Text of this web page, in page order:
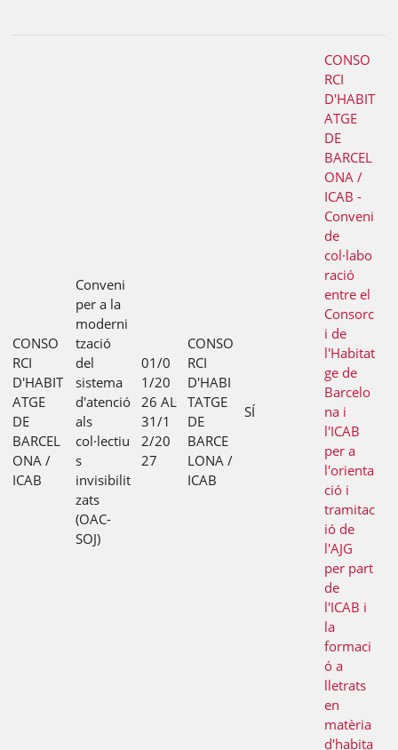
CONSO
RCI
D'HABIT
ATGE
DE
BARCEL
ONA /
ICAB
Conveni
per a la
moderni
tzació
del
sistema
d'atenció
als
col·lectiu
s
invisibilit
zats
(OAC-
SOJ)
01/0
1/20
26 AL
31/1
2/20
27
CONSO
RCI
D'HABI
TATGE
DE
BARCE
LONA /
ICAB
SÍ
CONSO
RCI
D'HABIT
ATGE
DE
BARCEL
ONA /
ICAB -
Conveni
de
col·labo
ració
entre el
Consorc
i de
l'Habitat
ge de
Barcelo
na i
l'ICAB
per a
l'orienta
ció i
tramitac
ió de
l'AJG
per part
de
l'ICAB i
la
formaci
ó a
lletrats
en
matèria
d'habita